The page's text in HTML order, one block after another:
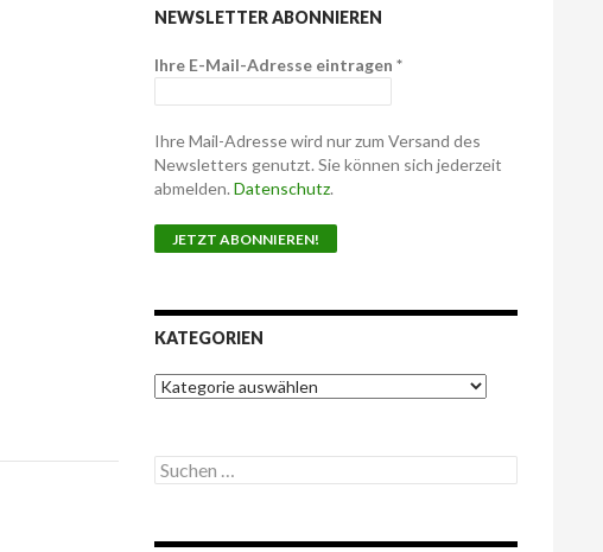
NEWSLETTER ABONNIEREN
Ihre E-Mail-Adresse eintragen *
Ihre Mail-Adresse wird nur zum Versand des
Newsletters genutzt. Sie können sich jederzeit
abmelden. Datenschutz.
KATEGORIEN
K
a
g
o
S
u